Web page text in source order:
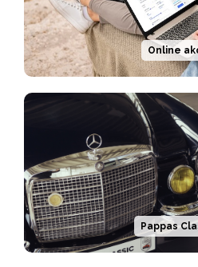
Online
Pappas